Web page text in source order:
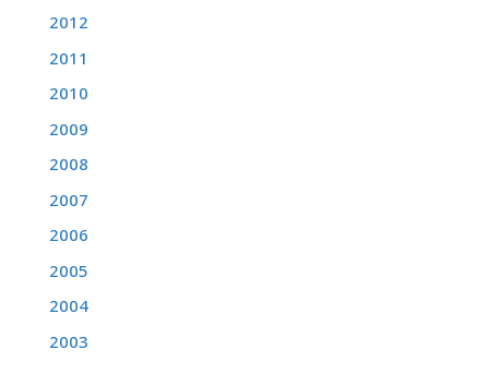
2012
2011
2010
2009
2008
2007
2006
2005
2004
2003